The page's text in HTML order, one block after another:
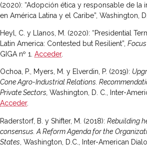
(2020): “Adopción ética y responsable de la
en América Latina y el Caribe”, Washington,
Heyl, C. y Llanos, M. (2020): “Presidential
Latin America: Contested but Resilient”,
GIGA nº 1. Acceder.
Ochoa, P., Myers, M. y Elverdin, P. (2019):
Cone Agro-Industrial Relations.
Private Sectors, Washington, D. C., Inter-
Acceder.
Raderstorf, B. y Shifter, M. (2018): Rebuilding
consensus. A Reform Agenda for the
States , Washington, D.C., Inter-American